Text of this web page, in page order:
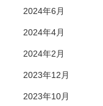
2024年6月
2024年4月
2024年2月
2023年12月
2023年10月